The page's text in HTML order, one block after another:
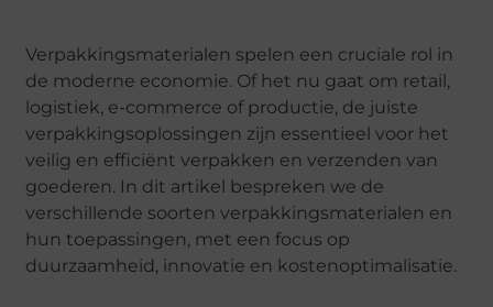
Verpakkingsmaterialen spelen een cruciale rol in
de moderne economie. Of het nu gaat om retail,
logistiek, e-commerce of productie, de juiste
verpakkingsoplossingen zijn essentieel voor het
veilig en efficiënt verpakken en verzenden van
goederen. In dit artikel bespreken we de
verschillende soorten verpakkingsmaterialen en
hun toepassingen, met een focus op
duurzaamheid, innovatie en kostenoptimalisatie.